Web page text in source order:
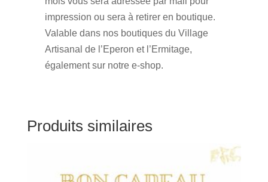
impression ou sera à retirer en boutique.
Valable dans nos boutiques du Village
Artisanal de l’Eperon et l’Ermitage,
également sur notre e-shop.
Produits similaires